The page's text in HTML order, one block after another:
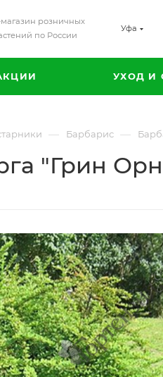
розничных
по России
Уфа
УХОД И
— Барбарис —
"Грин